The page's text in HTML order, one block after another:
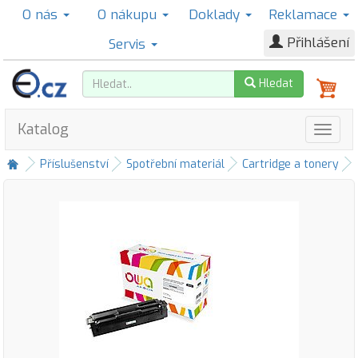
O nás O nákupu Doklady
Reklamace
Servis
Přihlášení
Hledat
Katalog
Příslušenství Spotřební materiál Cartridge a tonery